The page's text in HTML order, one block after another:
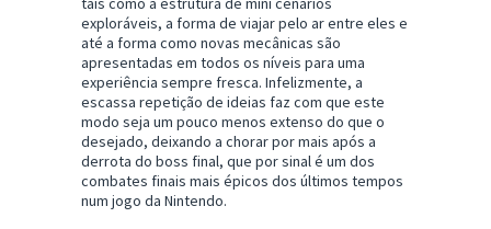
exploráveis, a forma de viajar pelo ar entre eles e
até a forma como novas mecânicas são
apresentadas em todos os níveis para uma
experiência sempre fresca. Infelizmente, a
escassa repetição de ideias faz com que este
modo seja um pouco menos extenso do que o
desejado, deixando a chorar por mais após a
derrota do boss final, que por sinal é um dos
combates finais mais épicos dos últimos tempos
num jogo da Nintendo.